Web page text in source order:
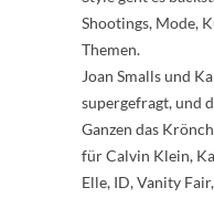
Shootings, Mode,
Themen.
Joan Smalls und
supergefragt, und
Ganzen das
für Calvin Klein,
Elle, ID, Vanity